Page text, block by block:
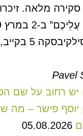
סקירה מלאה.
וליקה
Pavel
רחוב על שם
יוסף פישר – מה
05.08.2026